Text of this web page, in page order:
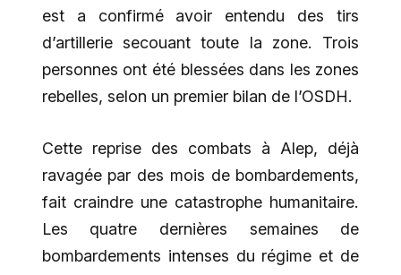
est a confirmé avoir entendu des tirs
d’artillerie secouant toute la zone. Trois
personnes ont été blessées dans les zones
rebelles, selon un premier bilan de l’OSDH.
Cette reprise des combats à Alep, déjà
ravagée par des mois de bombardements,
fait craindre une catastrophe humanitaire.
Les quatre dernières semaines de
bombardements intenses du régime et de